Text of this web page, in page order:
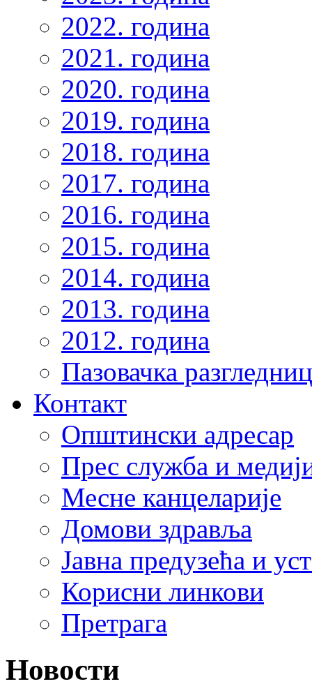
2022. година
2021. година
2020. година
2019. година
2018. година
2017. година
2016. година
2015. година
2014. година
2013. година
2012. година
Пазовачка
Контакт
Општински адресар
Прес служба и
Месне канцеларије
Домови здравља
Јавна предузећа и
Корисни линкови
Претрага
Новости